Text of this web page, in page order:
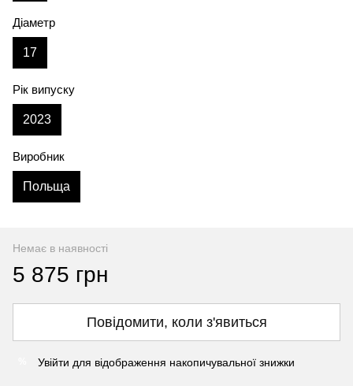
Діаметр
17
Рік випуску
2023
Виробник
Польща
Немає в наявності
5 875 грн
Повідомити, коли з'явиться
Увійти для відображення накопичувальної знижки